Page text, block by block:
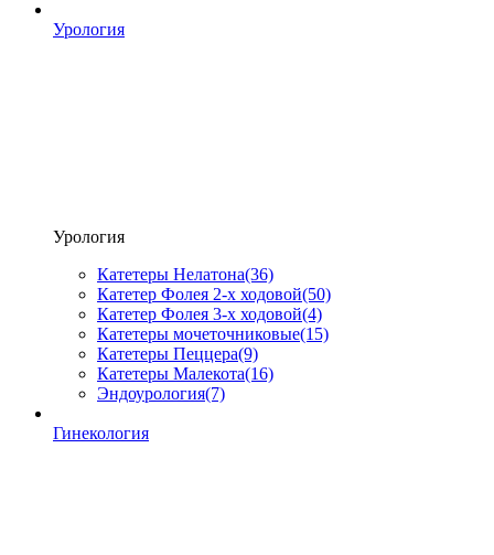
Урология
Урология
Катетеры Нелатона(36)
Катетер Фолея 2-х ходовой(50)
Катетер Фолея 3-х ходовой(4)
Катетеры мочеточниковые(15)
Катетеры Пеццера(9)
Катетеры Малекота(16)
Эндоурология(7)
Гинекология